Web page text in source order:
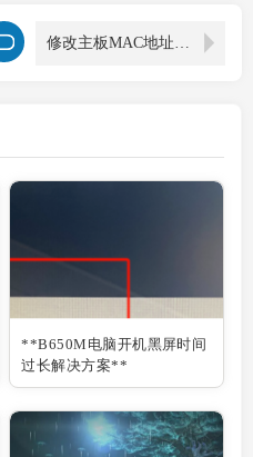
**B650M电脑开机黑屏时间
过长解决方案**